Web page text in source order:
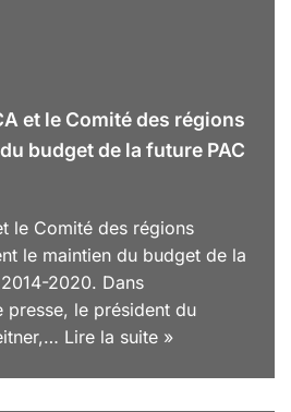
et le Comité des régions
budget de la future PAC
le Comité des régions
le maintien du budget de la
2020. Dans
presse, le président du
Lire la suite »